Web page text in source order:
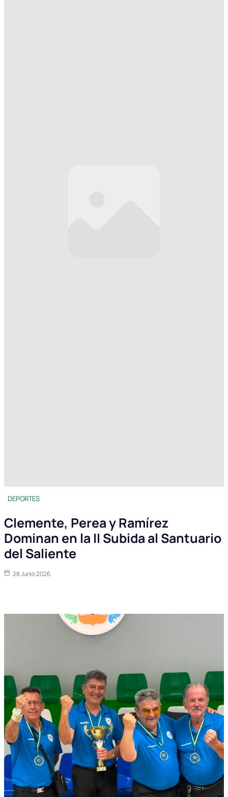
DEPORTES
Clemente, Perea y Ramírez
Dominan en la II Subida al Santuario
del Saliente
28 Junio 2026